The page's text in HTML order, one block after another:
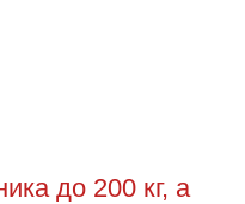
до 200 кг, а